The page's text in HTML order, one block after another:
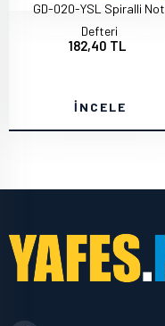
GD-020-YSL Spiralli Not
Defteri
182,40 TL
İNCELE